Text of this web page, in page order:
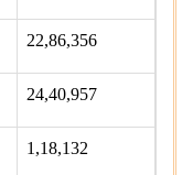
22,86,356
24,40,957
1,18,132